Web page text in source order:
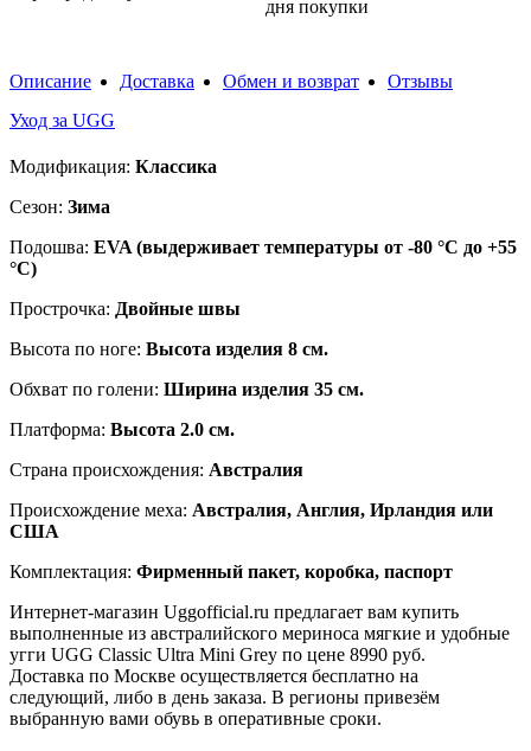
дня покупки
Описание Доставка Обмен и возврат
Отзывы
Уход за UGG
Модификация: Классика
Сезон: Зима
Подошва: EVA (выдерживает температуры от -80 °C до +55
°C)
Прострочка: Двойные швы
Высота по ноге: Высота изделия 8 см.
Обхват по голени: Ширина изделия 35 см.
Платформа: Высота 2.0 см.
Страна происхождения: Австралия
Происхождение меха: Австралия, Англия, Ирландия или
США
Комплектация: Фирменный пакет, коробка, паспорт
Интернет-магазин Uggofficial.ru предлагает вам купить
выполненные из австралийского мериноса мягкие и удобные
угги UGG Classic Ultra Mini Grey по цене 8990 руб.
Доставка по Москве осуществляется бесплатно на
следующий, либо в день заказа. В регионы привезём
выбранную вами обувь в оперативные сроки.